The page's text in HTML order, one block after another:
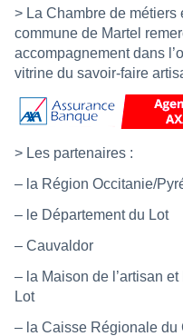
> La Chambre de métiers
commune de Martel
accompagnement dans
vitrine du savoir-faire
> Les partenaires :
– la Région Occitanie/
– le Département du Lot
– Cauvaldor
– la Maison de l’artisan
Lot
– la Caisse Régionale du